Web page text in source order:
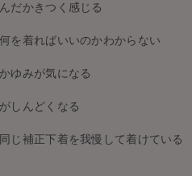
だかきつく感じる
を着ればいいのかわからない
ゆみが気になる
しんどくなる
じ補正下着を我慢して着けている